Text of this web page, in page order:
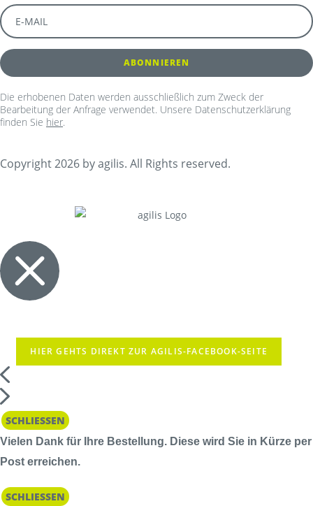
Die erhobenen Daten werden ausschließlich zum Zweck der
Bearbeitung der Anfrage verwendet. Unsere Datenschutzerklärung
finden Sie hier.
Copyright 2026 by agilis. All Rights reserved.
HIER GEHTS DIREKT ZUR AGILIS-FACEBOOK-SEITE
SCHLIESSEN
Vielen Dank für Ihre Bestellung. Diese wird Sie in Kürze per
Post erreichen.
SCHLIESSEN